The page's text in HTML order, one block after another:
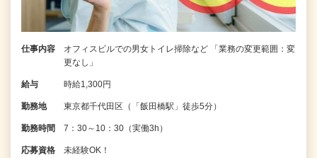
仕事内容
オフィスビルでの男女トイレ掃除など 「業務の変更範囲：変
更なし」
給与 時給1,300円
勤務地 東京都千代田区（「飯田橋駅」徒歩5分）
勤務時間 7：30～10：30（実働3h）
応募資格 未経験OK！